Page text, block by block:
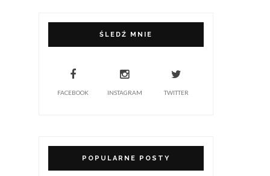
ŚLEDŹ MNIE
FACEBOOK INSTAGRAM TWITTER
POPULARNE POSTY